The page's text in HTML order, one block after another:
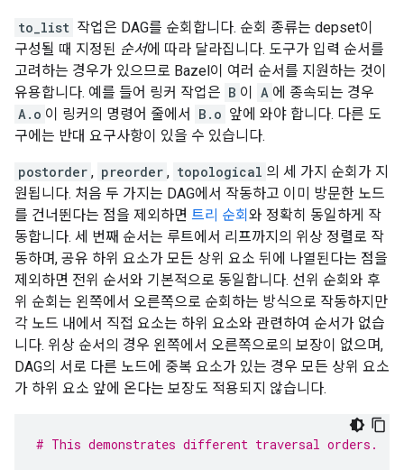
to_list 작업은 DAG를 순회합니다. 순회 종류는 depset이
구성될 때 지정된 순서에 따라 달라집니다. 도구가 입력 순서를
고려하는 경우가 있으므로 Bazel이 여러 순서를 지원하는 것이
유용합니다. 예를 들어 링커 작업은 B 이 A 에 종속되는 경우
A.o 이 링커의 명령어 줄에서 B.o 앞에 와야 합니다. 다른 도
구에는 반대 요구사항이 있을 수 있습니다.
postorder , preorder , topological 의 세 가지 순회가 지
원됩니다. 처음 두 가지는 DAG에서 작동하고 이미 방문한 노드
를 건너뛴다는 점을 제외하면 트리 순회 와 정확히 동일하게 작
동합니다. 세 번째 순서는 루트에서 리프까지의 위상 정렬로 작
동하며, 공유 하위 요소가 모든 상위 요소 뒤에 나열된다는 점을
제외하면 전위 순서와 기본적으로 동일합니다. 선위 순회와 후
위 순회는 왼쪽에서 오른쪽으로 순회하는 방식으로 작동하지만
각 노드 내에서 직접 요소는 하위 요소와 관련하여 순서가 없습
니다. 위상 순서의 경우 왼쪽에서 오른쪽으로의 보장이 없으며,
DAG의 서로 다른 노드에 중복 요소가 있는 경우 모든 상위 요소
가 하위 요소 앞에 온다는 보장도 적용되지 않습니다.
# This demonstrates different traversal orders.